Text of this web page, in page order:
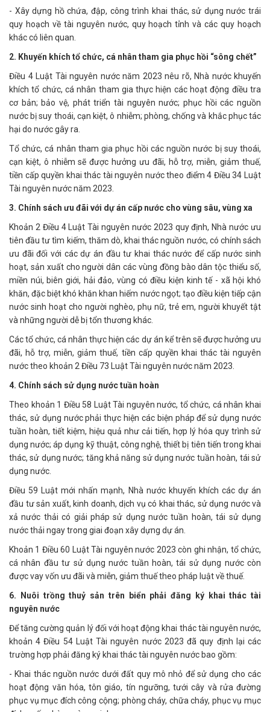
- Xây dựng hồ chứa, đập, công trình khai thác, sử dụng nước trái
quy hoạch về tài nguyên nước, quy hoạch tỉnh và các quy hoạch
khác có liên quan.
2. Khuyến khích tổ chức, cá nhân tham gia phục hồi “sông chết”
Điều 4 Luật Tài nguyên nước năm 2023 nêu rõ, Nhà nước khuyến
khích tổ chức, cá nhân tham gia thực hiện các hoạt động điều tra
cơ bản; bảo vệ, phát triển tài nguyên nước; phục hồi các nguồn
nước bị suy thoái, cạn kiệt, ô nhiễm; phòng, chống và khắc phục tác
hại do nước gây ra.
Tổ chức, cá nhân tham gia phục hồi các nguồn nước bị suy thoái,
cạn kiệt, ô nhiễm sẽ được hưởng ưu đãi, hỗ trợ, miễn, giảm thuế,
tiền cấp quyền khai thác tài nguyên nước theo điểm 4 Điều 34 Luật
Tài nguyên nước năm 2023.
3. Chính sách ưu đãi với dự án cấp nước cho vùng sâu, vùng xa
Khoản 2 Điều 4 Luật Tài nguyên nước 2023 quy định, Nhà nước ưu
tiên đầu tư tìm kiếm, thăm dò, khai thác nguồn nước, có chính sách
ưu đãi đối với các dự án đầu tư khai thác nước để cấp nước sinh
hoạt, sản xuất cho người dân các vùng đồng bào dân tộc thiểu số,
miền núi, biên giới, hải đảo, vùng có điều kiện kinh tế - xã hội khó
khăn, đặc biệt khó khăn khan hiếm nước ngọt; tạo điều kiện tiếp cận
nước sinh hoạt cho người nghèo, phụ nữ, trẻ em, người khuyết tật
và những người dễ bị tổn thương khác.
Các tổ chức, cá nhân thực hiện các dự án kể trên sẽ được hưởng ưu
đãi, hỗ trợ, miễn, giảm thuế, tiền cấp quyền khai thác tài nguyên
nước theo khoản 2 Điều 73 Luật Tài nguyên nước năm 2023.
4. Chính sách sử dụng nước tuần hoàn
Theo khoản 1 Điều 58 Luật Tài nguyên nước, tổ chức, cá nhân khai
thác, sử dụng nước phải thực hiện các biện pháp để sử dụng nước
tuần hoàn, tiết kiệm, hiệu quả như cải tiến, hợp lý hóa quy trình sử
dụng nước; áp dụng kỹ thuật, công nghệ, thiết bị tiên tiến trong khai
thác, sử dụng nước; tăng khả năng sử dụng nước tuần hoàn, tái sử
dụng nước.
Điều 59 Luật mới nhấn mạnh, Nhà nước khuyến khích các dự án
đầu tư sản xuất, kinh doanh, dịch vụ có khai thác, sử dụng nước và
xả nước thải có giải pháp sử dụng nước tuần hoàn, tái sử dụng
nước thải ngay trong giai đoạn xây dựng dự án.
Khoản 1 Điều 60 Luật Tài nguyên nước 2023 còn ghi nhận, tổ chức,
cá nhân đầu tư sử dụng nước tuần hoàn, tái sử dụng nước còn
được vay vốn ưu đãi và miễn, giảm thuế theo pháp luật về thuế.
6. Nuôi trồng thuỷ sản trên biển phải đăng ký khai thác tài
nguyên nước
Để tăng cường quản lý đối với hoạt động khai thác tài nguyên nước,
khoản 4 Điều 54 Luật Tài nguyên nước 2023 đã quy định lại các
trường hợp phải đăng ký khai thác tài nguyên nước bao gồm:
- Khai thác nguồn nước dưới đất quy mô nhỏ để sử dụng cho các
hoạt động văn hóa, tôn giáo, tín ngưỡng, tưới cây và rửa đường
phục vụ mục đích công cộng; phòng cháy, chữa cháy, phục vụ mục